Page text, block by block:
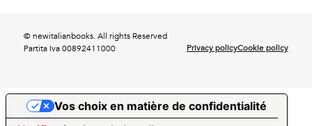
© newitalianbooks. All rights Reserved
Partita Iva 00892411000
Privacy policyCookie policy
Vos choix en matière de confidentialité